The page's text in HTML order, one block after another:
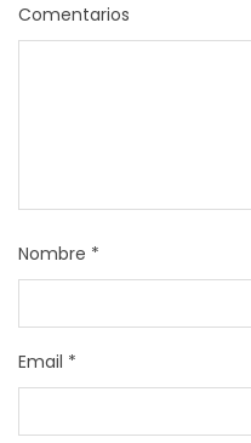
Comentarios
Nombre *
Email *